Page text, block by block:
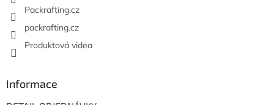
Packrafting.cz
packrafting.cz
Produktová videa
Informace